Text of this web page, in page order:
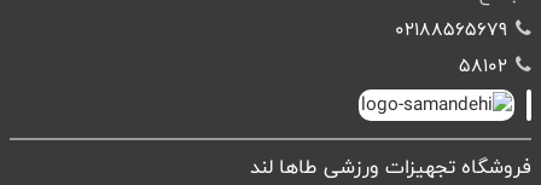
02188565679
58102
فروشگاه تجهیزات ورزشی طاها لند